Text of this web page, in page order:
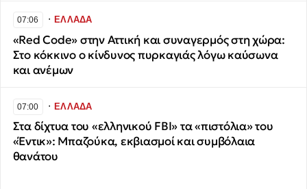
07:06 ∙ΕΛΛΑΔΑ
«Red Code» στην Αττική και συναγερμός στη χώρα:
Στο κόκκινο ο κίνδυνος πυρκαγιάς λόγω καύσωνα
και ανέμων
07:00 ∙ΕΛΛΑΔΑ
Στα δίχτυα του «ελληνικού FBI» τα «πιστόλια» του
«Έντικ»: Μπαζούκα, εκβιασμοί και συμβόλαια
θανάτου